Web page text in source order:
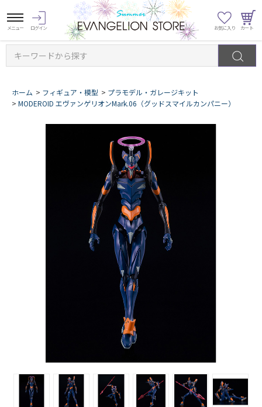
キーワードから探す
ホーム > フィギュア・模型 > プラモデル・ガレージキット
> MODEROID エヴァンゲリオンMark.06（グッドスマイルカンパニー）